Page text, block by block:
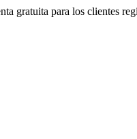
gratuita para los clientes